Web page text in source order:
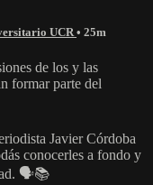
UCR • 25m
de los y las
formar parte del
Javier Córdoba
conocerles a fondo y
🗣️📚